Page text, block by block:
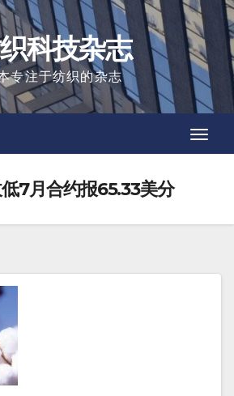
科技杂志
专注于纺织的杂志
7月合约报65.33美分